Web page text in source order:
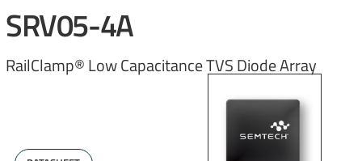
SRV05-4A
RailClamp® Low Capacitance TVS Diode Array